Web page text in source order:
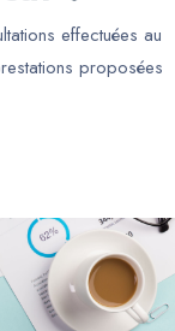
effectuées au
proposées